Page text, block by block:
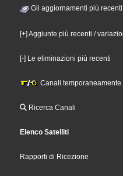
Gli aggiornamenti più
[+] Aggiunte più recenti /
[-] Le eliminazioni più recenti
Canali temporaneamente
Ricerca Canali
Elenco Satelliti
Rapporti di Ricezione